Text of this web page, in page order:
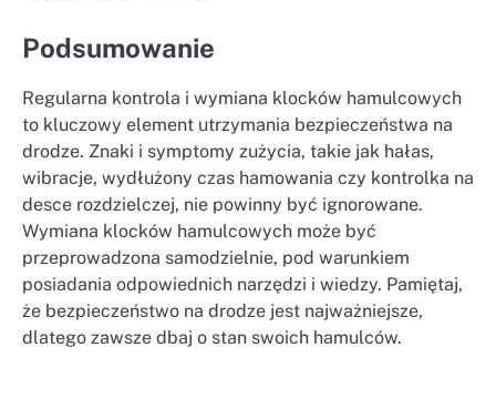
Podsumowanie
Regularna kontrola i wymiana klocków hamulcowych
to kluczowy element utrzymania bezpieczeństwa na
drodze. Znaki i symptomy zużycia, takie jak hałas,
wibracje, wydłużony czas hamowania czy kontrolka na
desce rozdzielczej, nie powinny być ignorowane.
Wymiana klocków hamulcowych może być
przeprowadzona samodzielnie, pod warunkiem
posiadania odpowiednich narzędzi i wiedzy. Pamiętaj,
że bezpieczeństwo na drodze jest najważniejsze,
dlatego zawsze dbaj o stan swoich hamulców.